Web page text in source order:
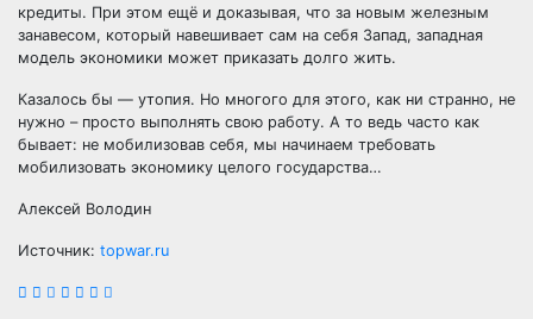
кредиты. При этом ещё и доказывая, что за новым железным
занавесом, который навешивает сам на себя Запад, западная
модель экономики может приказать долго жить.
Казалось бы — утопия. Но многого для этого, как ни странно, не
нужно – просто выполнять свою работу. А то ведь часто как
бывает: не мобилизовав себя, мы начинаем требовать
мобилизовать экономику целого государства…
Алексей Володин
Источник: topwar.ru